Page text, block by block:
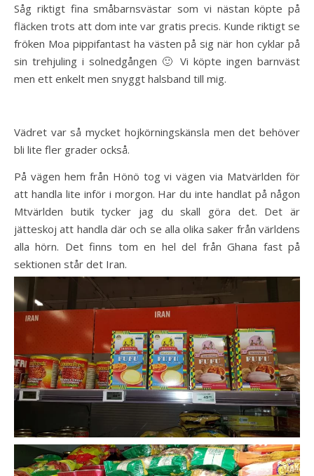
Såg riktigt fina småbarnsvästar som vi nästan köpte på
fläcken trots att dom inte var gratis precis. Kunde riktigt se
fröken Moa pippifantast ha västen på sig när hon cyklar på
sin trehjuling i solnedgången 🙂 Vi köpte ingen barnväst
men ett enkelt men snyggt halsband till mig.
Vädret var så mycket hojkörningskänsla men det behöver
bli lite fler grader också.
På vägen hem från Hönö tog vi vägen via Matvärlden för
att handla lite inför i morgon. Har du inte handlat på någon
Mtvärlden butik tycker jag du skall göra det. Det är
jätteskoj att handla där och se alla olika saker från världens
alla hörn. Det finns tom en hel del från Ghana fast på
sektionen står det Iran.